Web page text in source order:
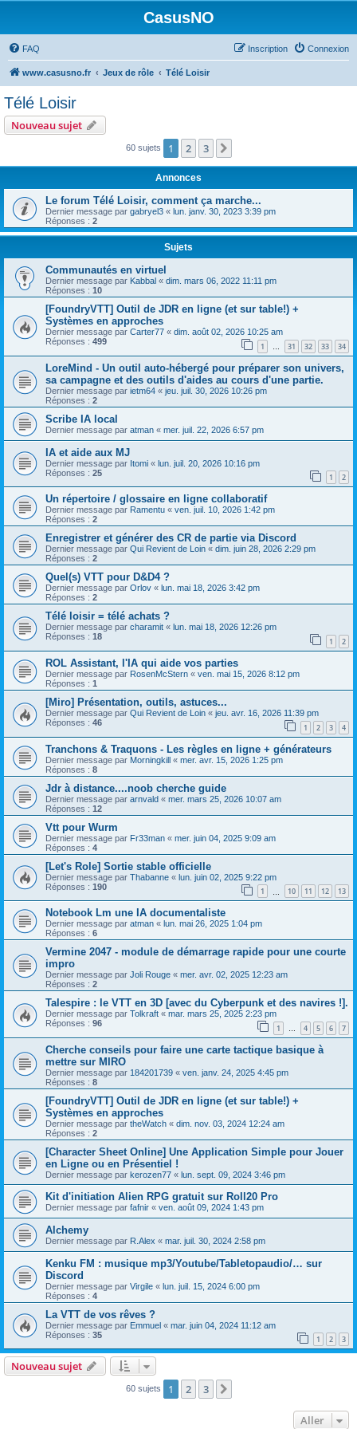
CasusNO
FAQ Connexion
Inscription
www.casusno.fr Jeux de rôle Télé Loisir
Télé Loisir
Nouveau sujet
60 sujets 1 2 3
Annonces
Le forum Télé Loisir, comment ça marche...
Dernier message par gabryel3 « lun. janv. 30, 2023 3:39 pm
Réponses : 2
Sujets
Communautés en virtuel
Dernier message par Kabbal « dim. mars 06, 2022 11:11 pm
Réponses : 10
[FoundryVTT] Outil de JDR en ligne (et sur table!) +
Systèmes en approches
Dernier message par Carter77 « dim. août 02, 2026 10:25 am
Réponses : 499 1 … 31 32 33 34
LoreMind - Un outil auto-hébergé pour préparer son univers,
sa campagne et des outils d'aides au cours d'une partie.
Dernier message par ietm64 « jeu. juil. 30, 2026 10:26 pm
Réponses : 2
Scribe IA local
Dernier message par atman « mer. juil. 22, 2026 6:57 pm
IA et aide aux MJ
Dernier message par Itomi « lun. juil. 20, 2026 10:16 pm
Réponses : 25 1 2
Un répertoire / glossaire en ligne collaboratif
Dernier message par Ramentu « ven. juil. 10, 2026 1:42 pm
Réponses : 2
Enregistrer et générer des CR de partie via Discord
Dernier message par Qui Revient de Loin « dim. juin 28, 2026 2:29 pm
Réponses : 2
Quel(s) VTT pour D&D4 ?
Dernier message par Orlov « lun. mai 18, 2026 3:42 pm
Réponses : 2
Télé loisir = télé achats ?
Dernier message par charamit « lun. mai 18, 2026 12:26 pm
Réponses : 18 1 2
ROL Assistant, l'IA qui aide vos parties
Dernier message par RosenMcStern « ven. mai 15, 2026 8:12 pm
Réponses : 1
[Miro] Présentation, outils, astuces...
Dernier message par Qui Revient de Loin « jeu. avr. 16, 2026 11:39 pm
Réponses : 46 1 2 3 4
Tranchons & Traquons - Les règles en ligne + générateurs
Dernier message par Morningkill « mer. avr. 15, 2026 1:25 pm
Réponses : 8
Jdr à distance....noob cherche guide
Dernier message par arnvald « mer. mars 25, 2026 10:07 am
Réponses : 12
Vtt pour Wurm
Dernier message par Fr33man « mer. juin 04, 2025 9:09 am
Réponses : 4
[Let's Role] Sortie stable officielle
Dernier message par Thabanne « lun. juin 02, 2025 9:22 pm
Réponses : 190 1 10 11 12 13
Notebook Lm une IA documentaliste
Dernier message par atman « lun. mai 26, 2025 1:04 pm
Réponses : 6
Vermine 2047 - module de démarrage rapide pour une courte
impro
Dernier message par Joli Rouge « mer. avr. 02, 2025 12:23 am
Réponses : 2
Talespire : le VTT en 3D [avec du Cyberpunk et des navires !].
Dernier message par Tolkraft « mar. mars 25, 2025 2:23 pm
Réponses : 96 1 … 4 5 6 7
Cherche conseils pour faire une carte tactique basique à
mettre sur MIRO
Dernier message par 184201739 « ven. janv. 24, 2025 4:45 pm
Réponses : 8
[FoundryVTT] Outil de JDR en ligne (et sur table!) +
Systèmes en approches
Dernier message par theWatch « dim. nov. 03, 2024 12:24 am
Réponses : 2
[Character Sheet Online] Une Application Simple pour Jouer
en Ligne ou en Présentiel !
Dernier message par kerozen77 « lun. sept. 09, 2024 3:46 pm
Kit d'initiation Alien RPG gratuit sur Roll20 Pro
Dernier message par fafnir « ven. août 09, 2024 1:43 pm
Alchemy
Dernier message par R.Alex « mar. juil. 30, 2024 2:58 pm
Kenku FM : musique mp3/Youtube/Tabletopaudio/… sur
Discord
Dernier message par Virgile « lun. juil. 15, 2024 6:00 pm
Réponses : 4
La VTT de vos rêves ?
Dernier message par Emmuel « mar. juin 04, 2024 11:12 am
Réponses : 35 1 2 3
Nouveau sujet
60 sujets 1 2 3
Aller